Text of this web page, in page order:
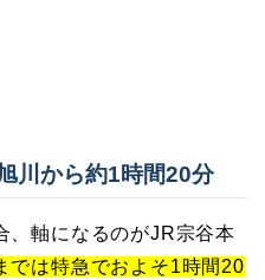
川から約1時間20分
、軸になるのがJR宗谷本
では特急でおよそ1時間20